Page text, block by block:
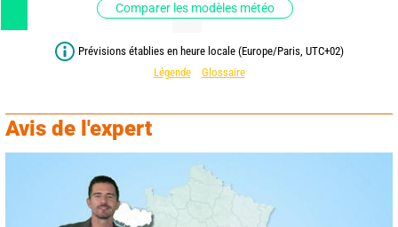
Comparer les modèles météo
Prévisions établies en heure locale (Europe/Paris, UTC+02)
Légende
Glossaire
Avis de l'expert